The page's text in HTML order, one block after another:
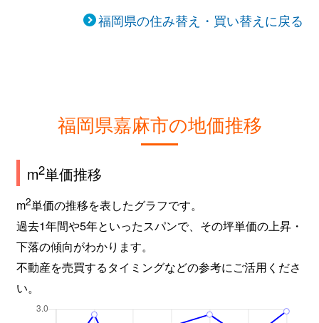
福岡県の住み替え・買い替えに戻る
福岡県嘉麻市の地価推移
m2単価推移
m2単価の推移を表したグラフです。
過去1年間や5年といったスパンで、その坪単価の上昇・
下落の傾向がわかります。
不動産を売買するタイミングなどの参考にご活用くださ
い。